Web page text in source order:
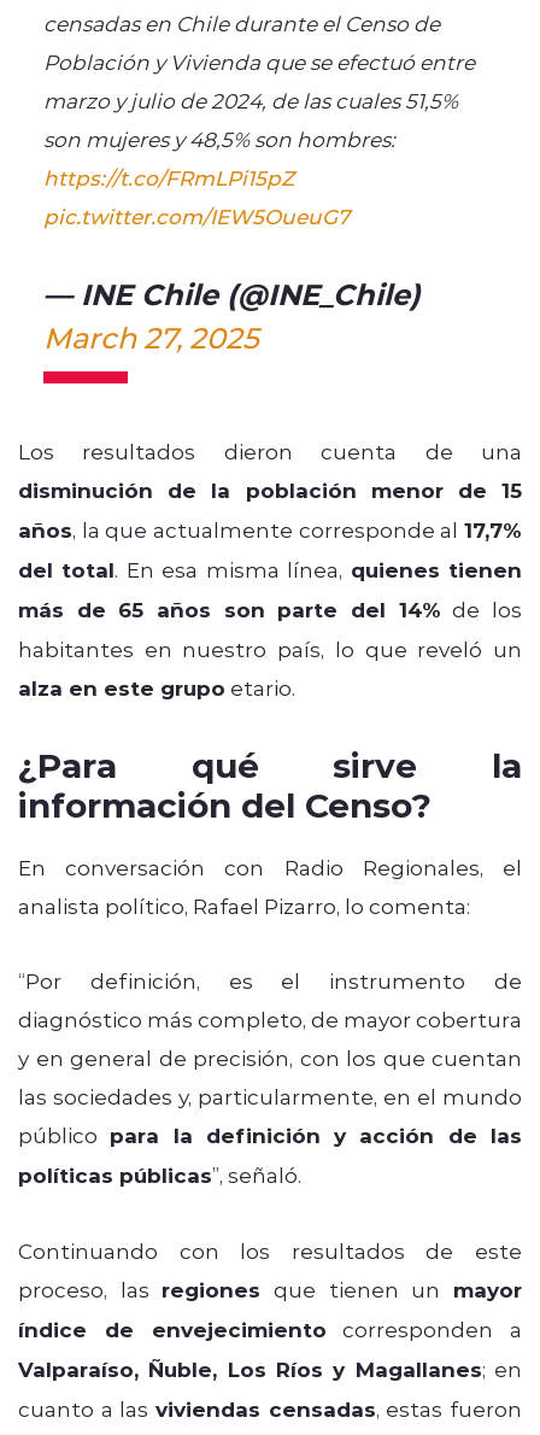
censadas en Chile durante el Censo de
Población y Vivienda que se efectuó entre
marzo y julio de 2024, de las cuales 51,5%
son mujeres y 48,5% son hombres:
https://t.co/FRmLPi15pZ
pic.twitter.com/IEW5OueuG7
— INE Chile (@INE_Chile)
March 27, 2025
Los resultados dieron cuenta de una
disminución de la población menor de 15
años, la que actualmente corresponde al 17,7%
del total. En esa misma línea, quienes tienen
más de 65 años son parte del 14% de los
habitantes en nuestro país, lo que reveló un
alza en este grupo etario.
¿Para qué sirve la
información del Censo?
En conversación con Radio Regionales, el
analista político, Rafael Pizarro, lo comenta:
“Por definición, es el instrumento de
diagnóstico más completo, de mayor cobertura
y en general de precisión, con los que cuentan
las sociedades y, particularmente, en el mundo
público para la definición y acción de las
políticas públicas”, señaló.
Continuando con los resultados de este
proceso, las regiones que tienen un mayor
índice de envejecimiento corresponden a
Valparaíso, Ñuble, Los Ríos y Magallanes; en
cuanto a las viviendas censadas, estas fueron